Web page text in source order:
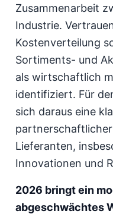
Zusammenarbeit
Industrie.
Kostenverteilung
Sortiments- und
als wirtschaftlich
identifiziert. Für
sich daraus eine
Lieferanten,
Innovationen und
2026 bringt ein
abgeschwächtes